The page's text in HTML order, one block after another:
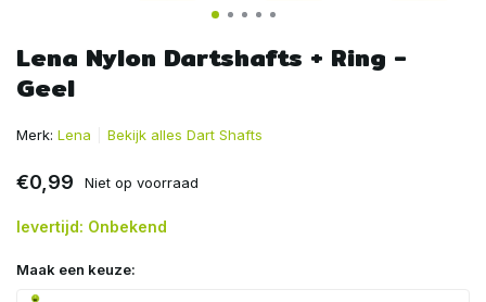
Lena Nylon Dartshafts + Ring -
Geel
Merk: Lena Bekijk alles Dart Shafts
€0,99 Niet op voorraad
levertijd: Onbekend
Maak een keuze: